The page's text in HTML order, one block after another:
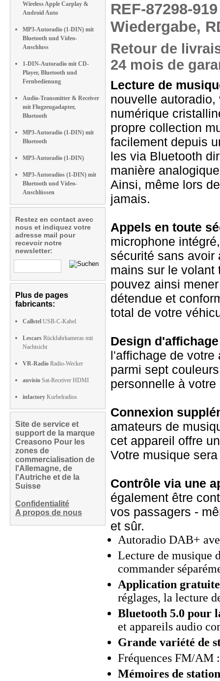
Wireless Apple Carplay &
Android Auto
MP3-Autoradio (1-DIN) mit
Bluetooth und Video-
Anschluss
1-DIN-Autoradio mit CD-
Player, Bluetooth und
Fernbedienung
Audio-Transmitter & Receiver
mit Flugzeugadapter,
Bluetooth
MP3-Autoradio (1-DIN) mit
Bluetooth
MP3-Autoradio (1-DIN)
MP3-Autoradios (1-DIN) mit
Bluetooth und Video-
Anschlüssen
Restez en contact avec
nous et indiquez votre
adresse mail pour
recevoir notre
newsletter:
Plus de pages
fabricants:
Callstel USB-C-Kabel
Lescars Rückfahrkameras mit
Nachtsicht
VR-Radio Radio-Wecker
auvisio Sat-Receiver HDMI
infactory Kurbelradios
Site de service et
support de la marque
Creasono Pour les
zones de
commercialisation de
l'Allemagne, de
l'Autriche et de la
Suisse
Confidentialité
A propos de nous
REF-87298-
Wiedergabe,
Retour de
24 mois de
Lecture de
nouvelle
numérique
propre collection
facilement depuis
les via Bluetooth
manière
Ainsi, même lors
jamais.
Appels en toute
microphone
sécurité sans avoir
mains sur le volant
pouvez ainsi
détendue et
total de votre
Design
l'affichage de votre
parmi sept
personnelle à votre
Connexion
amateurs de
cet appareil offre
Votre musique
Contrôle via une
également être
vos passagers -
et sûr.
Autoradio DAB+
Lecture de musique
commander
Application
réglages, la lecture
Bluetooth 5.0 pour
et appareils audio
Grande variété de
Fréquences FM/AM
Mémoires de